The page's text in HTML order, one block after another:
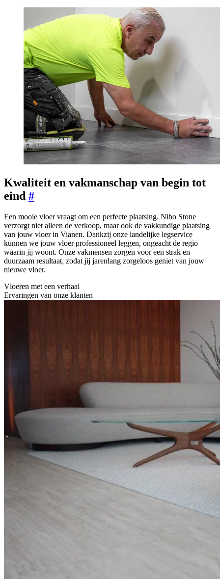
Kwaliteit en vakmanschap van begin tot
eind #
Een mooie vloer vraagt om een perfecte plaatsing. Nibo Stone
verzorgt niet alleen de verkoop, maar ook de vakkundige plaatsing
van jouw vloer in Vianen. Dankzij onze landelijke legservice
kunnen we jouw vloer professioneel leggen, ongeacht de regio
waarin jij woont. Onze vakmensen zorgen voor een strak en
duurzaam resultaat, zodat jij jarenlang zorgeloos geniet van jouw
nieuwe vloer.
Vloeren met een verhaal
Ervaringen van onze klanten